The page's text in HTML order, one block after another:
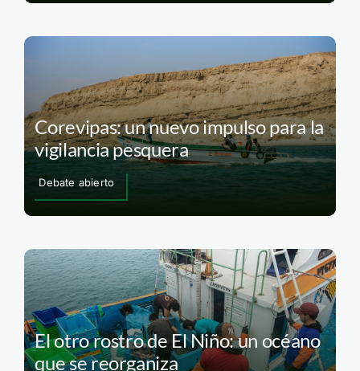
Corevipas: un nuevo impulso para la
vigilancia pesquera
Debate abierto
El otro rostro de El Niño: un océano
que se reorganiza